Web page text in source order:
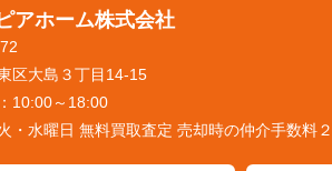
アホーム株式会社
区大島３丁目14-15
10:00～18:00
・水曜日 無料買取査定 売却時の仲介手数料